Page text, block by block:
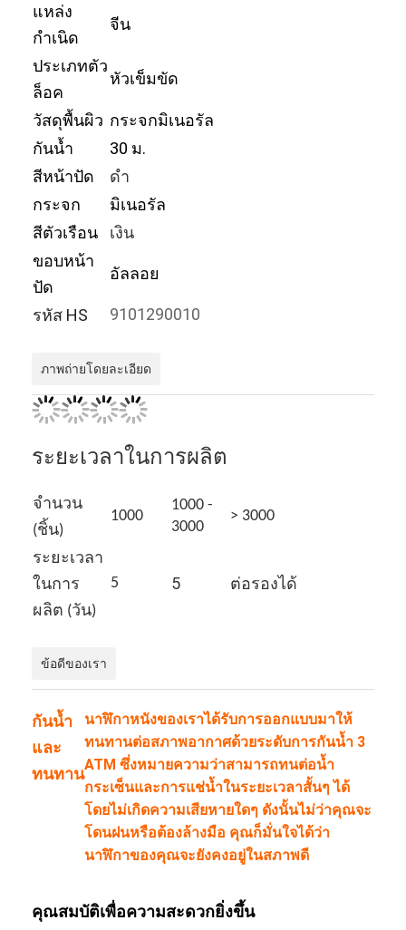
หน้าแรก
สินค้า
เกี่ยวกับเรา
ทัวร์โรงงาน
การควบคุมคุณภาพ
ติดต่อเรา
ข่าว
นาฬิกาข้อมือควอทซ์
นาฬิกาควอตซ์สายหนัง
นาฬิกาสายใยเหล็กไร้ขัด
แหล่ง
กำเนิด
จีน
ประเภทตัว
ล็อค
หัวเข็มขัด
วัสดุพื้นผิว กระจกมิเนอรัล
กันน้ำ
30 ม.
สีหน้าปัด
ดำ
กระจก
มิเนอรัล
สีตัวเรือน
เงิน
ขอบหน้า
ปัด
อัลลอย
รหัส HS 9101290010
ภาพถ่ายโดยละเอียด
ระยะเวลาในการผลิต
จำนวน
(ชิ้น)
1000
1000 -
3000
> 3000
ระยะเวลา
ในการ
ผลิต (วัน)
5 5 ต่อรองได้
ข้อดีของเรา
กันน้ำ
และ
ทนทาน
นาฬิกาหนังของเราได้รับการออกแบบมาให้
ทนทานต่อสภาพอากาศด้วยระดับการกันน้ำ 3
ATM ซึ่งหมายความว่าสามารถทนต่อน้ำ
กระเซ็นและการแช่น้ำในระยะเวลาสั้นๆ ได้
โดยไม่เกิดความเสียหายใดๆ ดังนั้นไม่ว่าคุณจะ
โดนฝนหรือต้องล้างมือ คุณก็มั่นใจได้ว่า
นาฬิกาของคุณจะยังคงอยู่ในสภาพดี
คุณสมบัติเพื่อความสะดวกยิ่งขึ้น